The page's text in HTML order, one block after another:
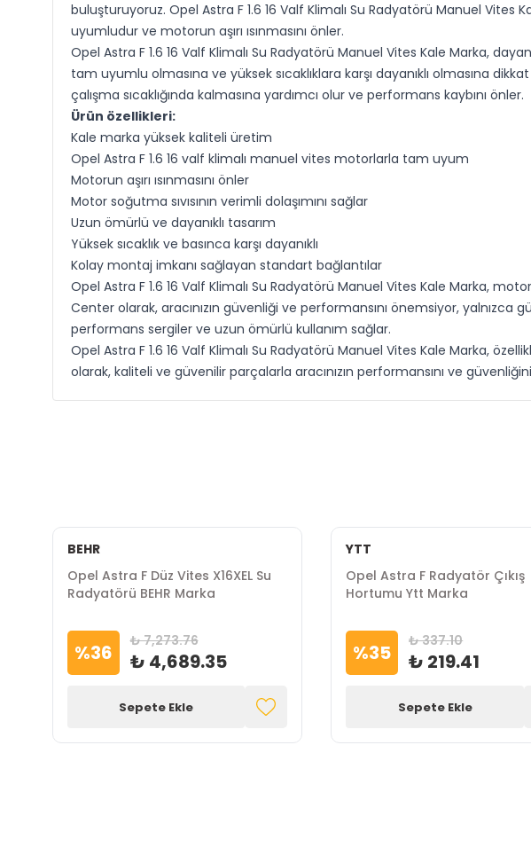
buluşturuyoruz. Opel Astra F 1.6 16 Valf Klimalı Su Radyatörü Manuel
uyumludur ve motorun aşırı ısınmasını önler.
Opel Astra F 1.6 16 Valf Klimalı Su Radyatörü Manuel Vites Kale Marka,
tam uyumlu olmasına ve yüksek sıcaklıklara karşı dayanıklı olmasına
çalışma sıcaklığında kalmasına yardımcı olur ve performans kaybını önler.
Ürün özellikleri:
Kale marka yüksek kaliteli üretim
Opel Astra F 1.6 16 valf klimalı manuel vites motorlarla tam uyum
Motorun aşırı ısınmasını önler
Motor soğutma sıvısının verimli dolaşımını sağlar
Uzun ömürlü ve dayanıklı tasarım
Yüksek sıcaklık ve basınca karşı dayanıklı
Kolay montaj imkanı sağlayan standart bağlantılar
Opel Astra F 1.6 16 Valf Klimalı Su Radyatörü Manuel Vites Kale Marka,
Center olarak, aracınızın güvenliği ve performansını önemsiyor,
performans sergiler ve uzun ömürlü kullanım sağlar.
Opel Astra F 1.6 16 Valf Klimalı Su Radyatörü Manuel Vites Kale Marka,
olarak, kaliteli ve güvenilir parçalarla aracınızın performansını ve
BEHR
Opel Astra F Düz Vites X16XEL Su
Radyatörü BEHR Marka
%36 ₺ 7,273.76
₺ 4,689.35
Sepete Ekle
YTT
Opel Astra F Radyatör Çıkış
Hortumu Ytt Marka
%35 ₺ 337.10
₺ 219.41
Sepete Ekle